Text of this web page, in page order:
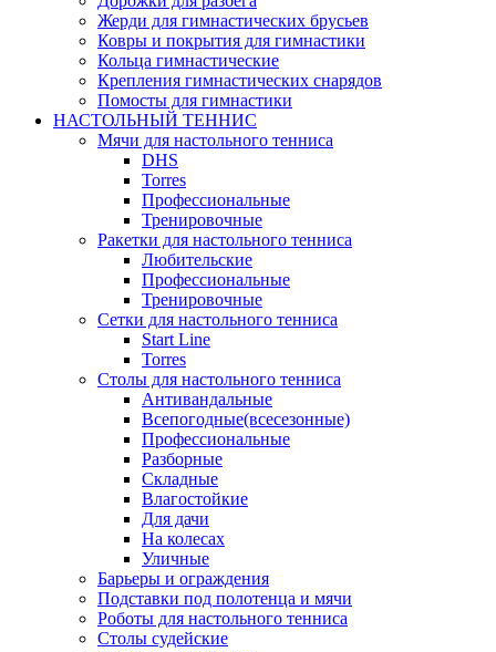
Жерди для гимнастических брусьев
Ковры и покрытия для гимнастики
Кольца гимнастические
Крепления гимнастических снарядов
Помосты для гимнастики
НАСТОЛЬНЫЙ ТЕННИС
Мячи для настольного тенниса
DHS
Torres
Профессиональные
Тренировочные
Ракетки для настольного тенниса
Любительские
Профессиональные
Тренировочные
Сетки для настольного тенниса
Start Line
Torres
Столы для настольного тенниса
Антивандальные
Всепогодные(всесезонные)
Профессиональные
Разборные
Складные
Влагостойкие
Для дачи
На колесах
Уличные
Барьеры и ограждения
Подставки под полотенца и мячи
Роботы для настольного тенниса
Столы судейские